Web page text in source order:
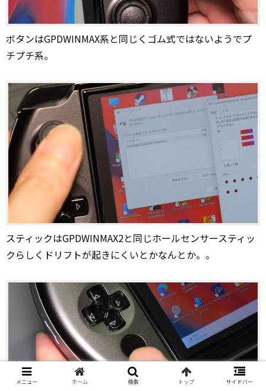
ボタンはGPDWINMAX系と同じくゴム式ではないようでプ
チプチ系。
スティックはGPDWINMAX2と同じホールセンサースティッ
クらしくドリフトが起きにくいとかなんとか。。
メニュー ホーム 検索 トップ サイドバー